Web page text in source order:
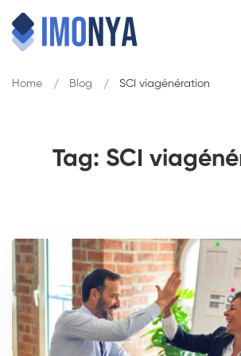
Tag: SCI
Home Blog SCI viagénération